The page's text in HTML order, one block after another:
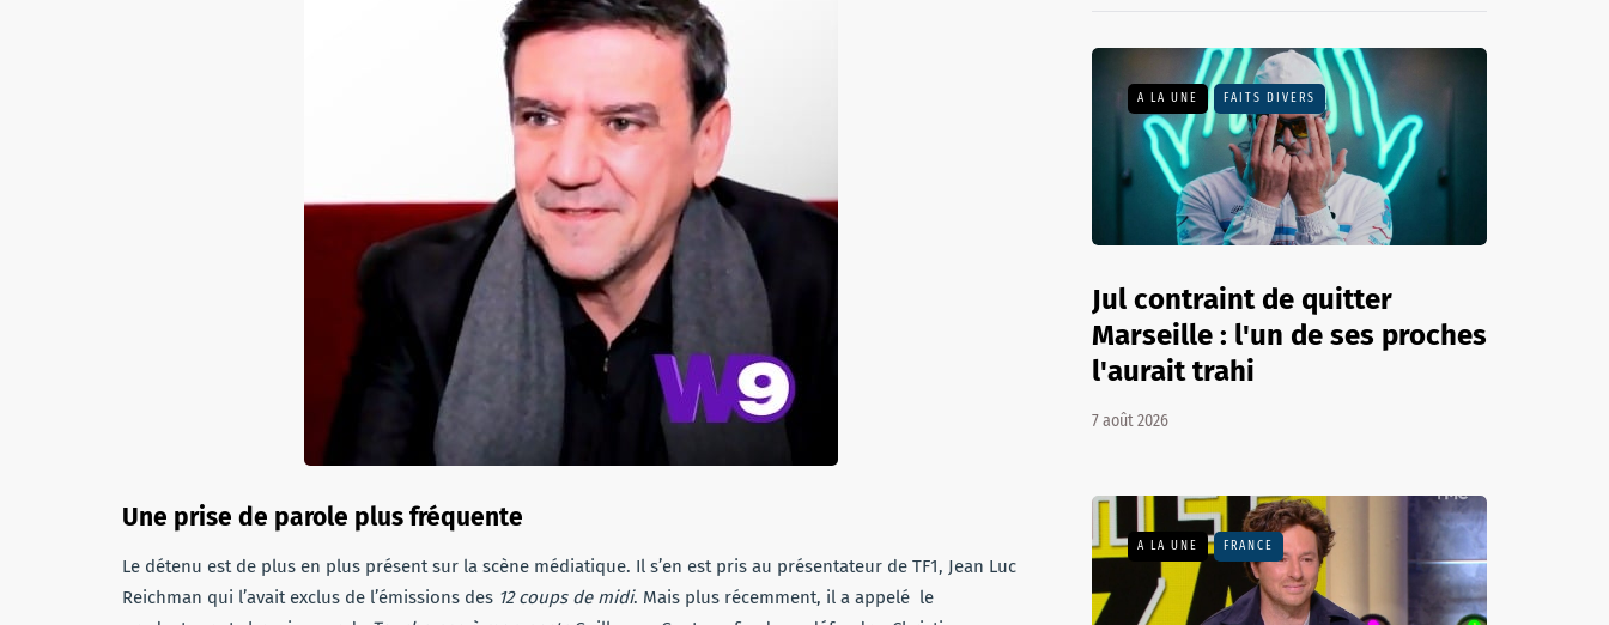
Une prise de parole plus fréquente
Le détenu est de plus en plus présent sur la scène médiatique. Il s’en est pris au présentateur de TF1, Jean Luc
Reichman qui l’avait exclus de l’émissions des 12 coups de midi. Mais plus récemment, il a appelé le
A LA UNE FAITS DIVERS
Jul contraint de quitter
Marseille : l'un de ses proches
l'aurait trahi
7 août 2026
A LA UNE FRANCE